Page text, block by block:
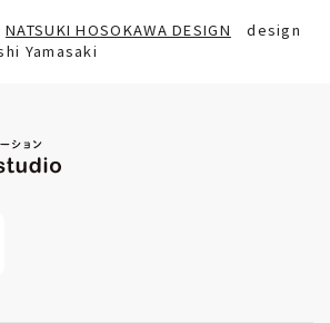
NATSUKI HOSOKAWA DESIGN
design
Yamasaki